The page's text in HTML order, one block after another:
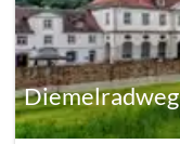
Diemelradweg